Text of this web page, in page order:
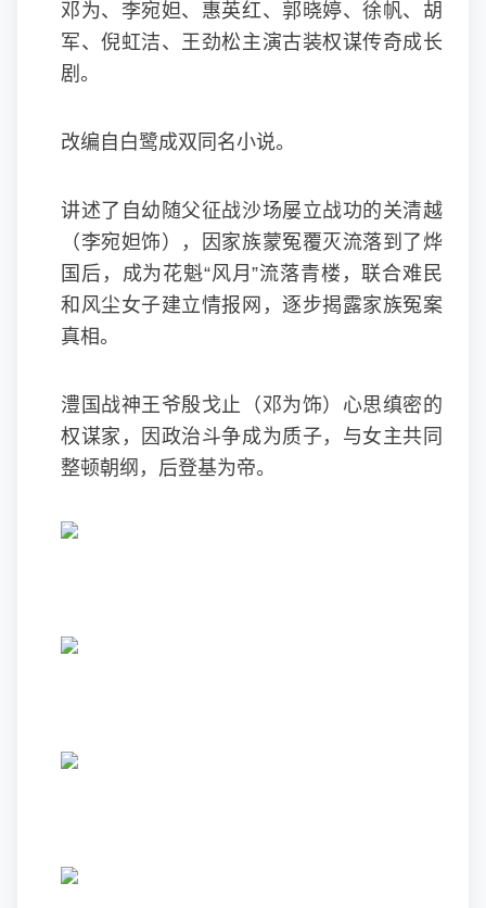
邓为、李宛妲、惠英红、郭晓婷、徐帆、胡
军、倪虹洁、王劲松主演古装权谋传奇成长
剧。
改编自白鹭成双同名小说。
讲述了自幼随父征战沙场屡立战功的关清越
（李宛妲饰），因家族蒙冤覆灭流落到了烨
国后，成为花魁“风月”流落青楼，联合难民
和风尘女子建立情报网，逐步揭露家族冤案
真相。
澧国战神王爷殷戈止（邓为饰）心思缜密的
权谋家，因政治斗争成为质子，与女主共同
整顿朝纲，后登基为帝。